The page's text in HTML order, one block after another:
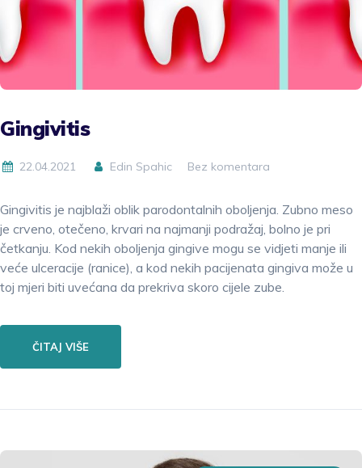
Gingivitis
22.04.2021 Edin Spahic Bez komentara
Gingivitis je najblaži oblik parodontalnih oboljenja. Zubno meso
je crveno, otečeno, krvari na najmanji podražaj, bolno je pri
četkanju. Kod nekih oboljenja gingive mogu se vidjeti manje ili
veće ulceracije (ranice), a kod nekih pacijenata gingiva može u
toj mjeri biti uvećana da prekriva skoro cijele zube.
ČITAJ VIŠE